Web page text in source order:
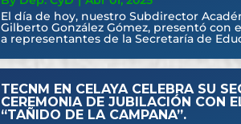
El día de hoy, nuestro Subdirector
Gilberto González Gómez, presentó con
a representantes de la Secretaría de
TECNM EN CELAYA CELEBRA SU
CEREMONIA DE JUBILACIÓN CON
“TAÑIDO DE LA CAMPANA”.